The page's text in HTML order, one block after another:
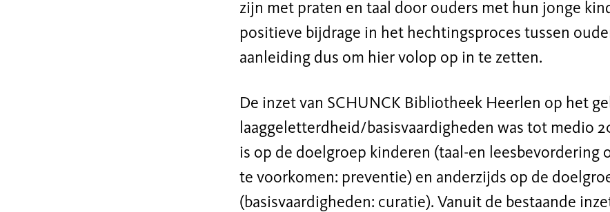
zijn met praten en taal door ouders met hun jonge
positieve bijdrage in het hechtingsproces tussen
aanleiding dus om hier volop op in te zetten.
De inzet van SCHUNCK Bibliotheek Heerlen op het
laaggeletterdheid/basisvaardigheden was tot medio
is op de doelgroep kinderen (taal-en leesbevordering
te voorkomen: preventie) en anderzijds op de
(basisvaardigheden: curatie). Vanuit de bestaande